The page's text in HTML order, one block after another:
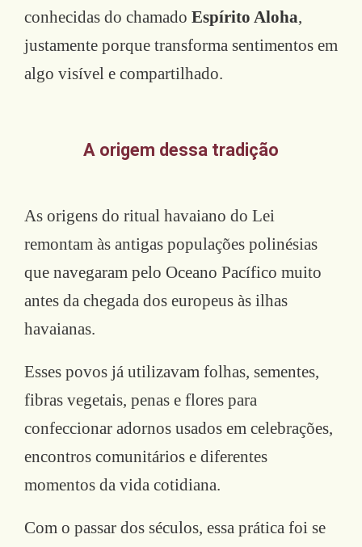
conhecidas do chamado Espírito Aloha,
justamente porque transforma sentimentos em
algo visível e compartilhado.
A origem dessa tradição
As origens do ritual havaiano do Lei
remontam às antigas populações polinésias
que navegaram pelo Oceano Pacífico muito
antes da chegada dos europeus às ilhas
havaianas.
Esses povos já utilizavam folhas, sementes,
fibras vegetais, penas e flores para
confeccionar adornos usados em celebrações,
encontros comunitários e diferentes
momentos da vida cotidiana.
Com o passar dos séculos, essa prática foi se